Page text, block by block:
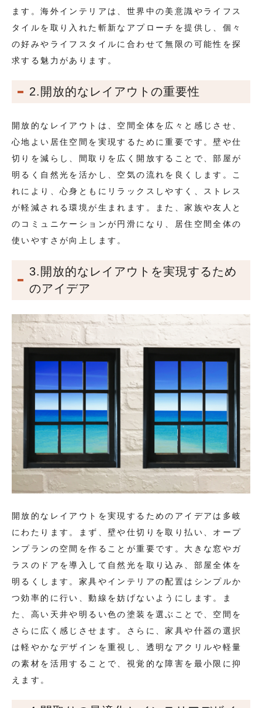
ます。海外インテリアは、世界中の美意識やライフス
タイルを取り入れた斬新なアプローチを提供し、個々
の好みやライフスタイルに合わせて無限の可能性を探
求する魅力があります。
2.開放的なレイアウトの重要性
開放的なレイアウトは、空間全体を広々と感じさせ、
心地よい居住空間を実現するために重要です。壁や仕
切りを減らし、間取りを広く開放することで、部屋が
明るく自然光を活かし、空気の流れを良くします。こ
れにより、心身ともにリラックスしやすく、ストレス
が軽減される環境が生まれます。また、家族や友人と
のコミュニケーションが円滑になり、居住空間全体の
使いやすさが向上します。
3.開放的なレイアウトを実現するため
のアイデア
開放的なレイアウトを実現するためのアイデアは多岐
にわたります。まず、壁や仕切りを取り払い、オープ
ンプランの空間を作ることが重要です。大きな窓やガ
ラスのドアを導入して自然光を取り込み、部屋全体を
明るくします。家具やインテリアの配置はシンプルか
つ効率的に行い、動線を妨げないようにします。ま
た、高い天井や明るい色の塗装を選ぶことで、空間を
さらに広く感じさせます。さらに、家具や什器の選択
は軽やかなデザインを重視し、透明なアクリルや軽量
の素材を活用することで、視覚的な障害を最小限に抑
えます。